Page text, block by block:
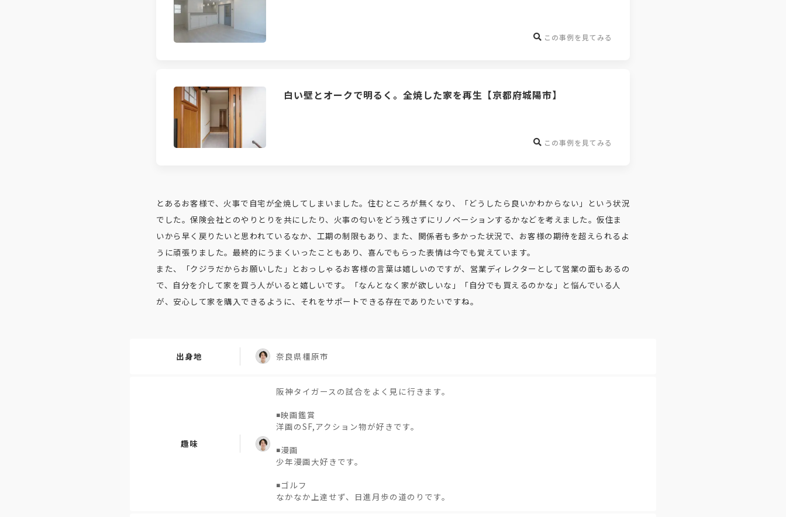
この事例を見てみる
白い壁とオークで明るく。全焼した家を再生【京都府城陽市】
この事例を見てみる
とあるお客様で、火事で自宅が全焼してしまいました。住むところが無くなり、「どうしたら良いかわからない」という状況
でした。保険会社とのやりとりを共にしたり、火事の匂いをどう残さずにリノベーションするかなどを考えました。仮住ま
いから早く戻りたいと思われているなか、工期の制限もあり、また、関係者も多かった状況で、お客様の期待を超えられるよ
うに頑張りました。最終的にうまくいったこともあり、喜んでもらった表情は今でも覚えています。
また、「クジラだからお願いした」とおっしゃるお客様の言葉は嬉しいのですが、営業ディレクターとして営業の面もあるの
で、自分を介して家を買う人がいると嬉しいです。「なんとなく家が欲しいな」「自分でも買えるのかな」と悩んでいる人
が、安心して家を購入できるように、それをサポートできる存在でありたいですね。
出身地 奈良県橿原市
趣味
阪神タイガースの試合をよく見に行きます。
◾️映画鑑賞
洋画のSF,アクション物が好きです。
◾️漫画
少年漫画大好きです。
◾️ゴルフ
なかなか上達せず、日進月歩の道のりです。